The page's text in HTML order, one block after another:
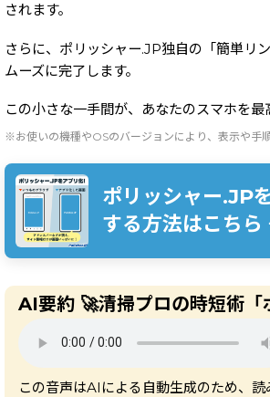
されます。
さらに、ポリッシャー.JP独自の「簡単リ
ムーズに完了します。
この小さな一手間が、あなたのスマホを
※お使いの機種やOSのバージョンにより、表示や手
ポリッシャー.JP
する方法はこち
AI要約 🚀清掃プロの時短術「
この音声はAIによる自動生成のため、